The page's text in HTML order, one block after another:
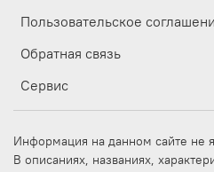
Пользовательское
Обратная связь
Сервис
Информация на данном сайте не
В описаниях, названиях,